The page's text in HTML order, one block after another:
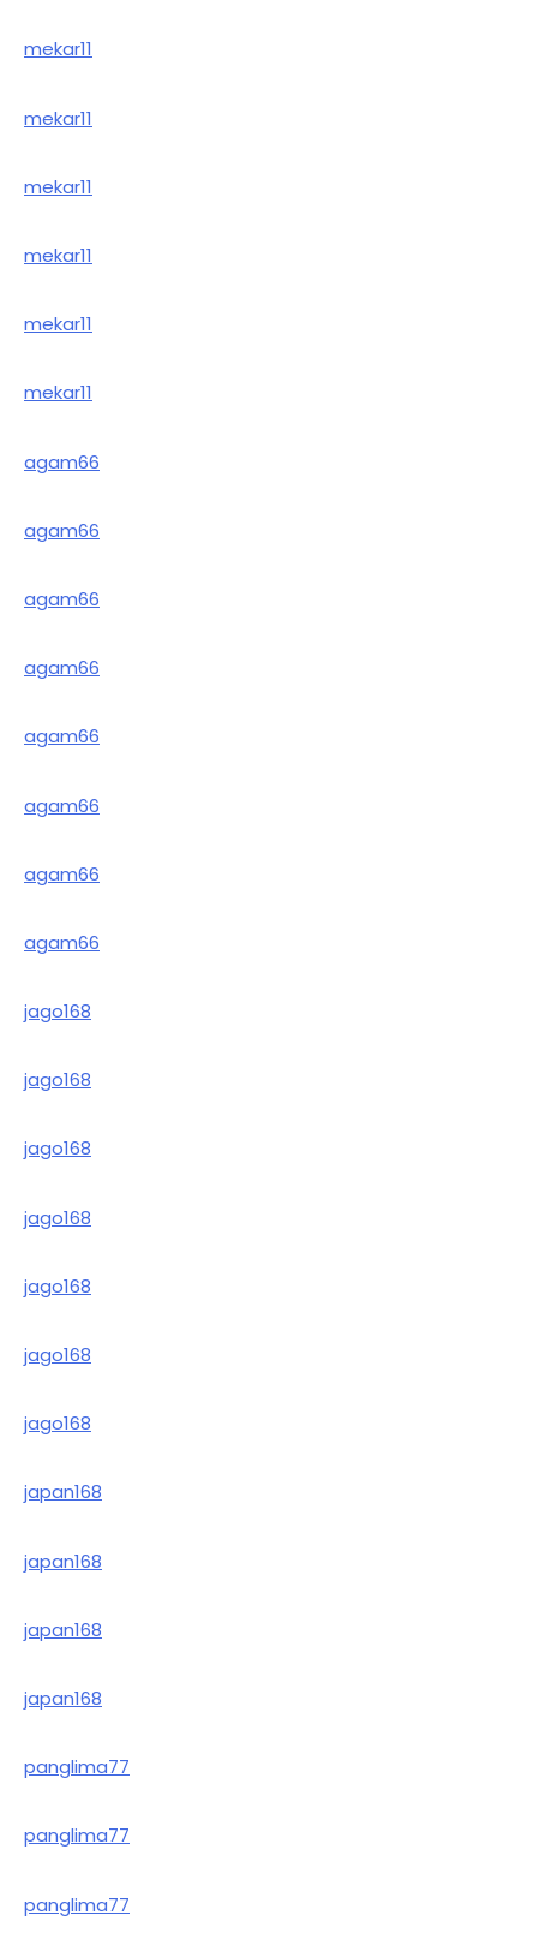
mekar11
mekar11
mekar11
mekar11
mekar11
mekar11
agam66
agam66
agam66
agam66
agam66
agam66
agam66
agam66
jago168
jago168
jago168
jago168
jago168
jago168
jago168
japan168
japan168
japan168
japan168
panglima77
panglima77
panglima77